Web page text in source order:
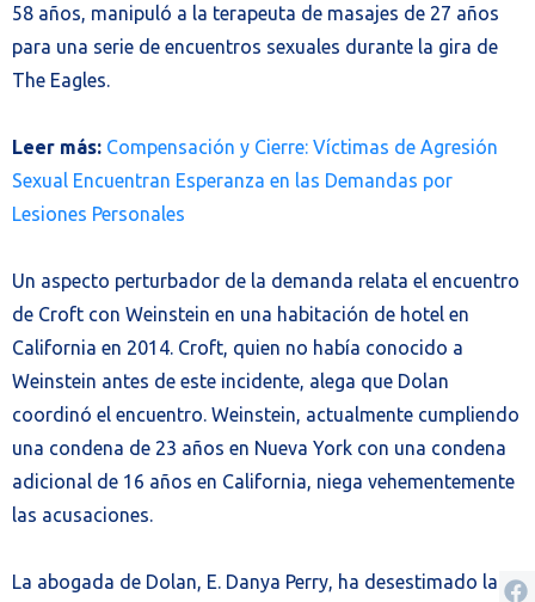
58 años, manipuló a la terapeuta de masajes de 27 años
para una serie de encuentros sexuales durante la gira de
The Eagles.
Leer más: Compensación y Cierre: Víctimas de Agresión
Sexual Encuentran Esperanza en las Demandas por
Lesiones Personales
Un aspecto perturbador de la demanda relata el encuentro
de Croft con Weinstein en una habitación de hotel en
California en 2014. Croft, quien no había conocido a
Weinstein antes de este incidente, alega que Dolan
coordinó el encuentro. Weinstein, actualmente cumpliendo
una condena de 23 años en Nueva York con una condena
adicional de 16 años en California, niega vehementemente
las acusaciones.
La abogada de Dolan, E. Danya Perry, ha desestimado las